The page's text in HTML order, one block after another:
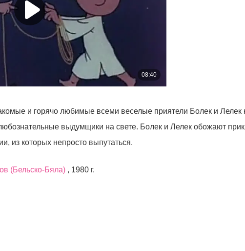
и горячо любимые всеми веселые приятели Болек и Лелек
выдумщики на свете. Болек и Лелек обожают
из которых непросто выпутаться.
(Бельско-Бяла) , 1980 г.